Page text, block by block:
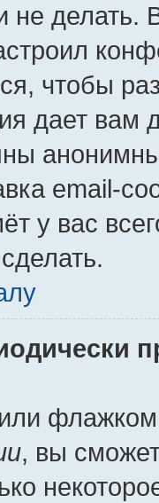
делать.
чтобы
дает вам
email-
у вас
, вы